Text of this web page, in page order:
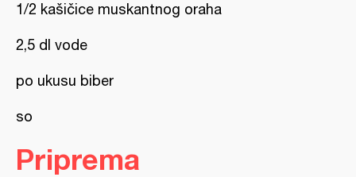
1/2 kašičice muskantnog oraha
2,5 dl vode
po ukusu biber
so
Priprema